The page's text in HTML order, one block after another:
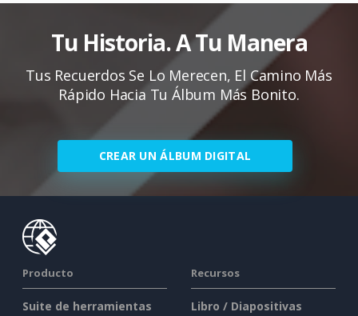
Tu Historia. A Tu Manera
Tus Recuerdos Se Lo Merecen, El Camino Más
Rápido Hacia Tu Álbum Más Bonito.
CREAR UN ÁLBUM DIGITAL
Producto
Suite de herramientas
Recursos
Libro / Diapositivas